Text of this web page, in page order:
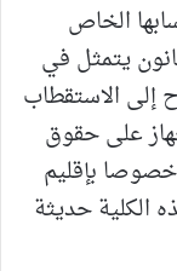
الخاص
يتمثل في
إلى الاستقطاب
على حقوق
بإقليم
الكلية حديثة